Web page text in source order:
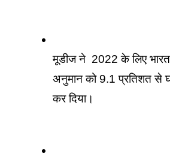
मूडीज ने  2022 के लिए
अनुमान को 9.1 प्रतिशत से
कर दिया।